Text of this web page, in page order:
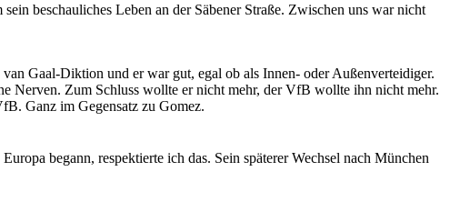
beschauliches Leben an der Säbener Straße. Zwischen uns war nicht
Gaal-Diktion und er war gut, egal ob als Innen- oder Außenverteidiger.
Nerven. Zum Schluss wollte er nicht mehr, der VfB wollte ihn nicht mehr.
Ganz im Gegensatz zu Gomez.
begann, respektierte ich das. Sein späterer Wechsel nach München